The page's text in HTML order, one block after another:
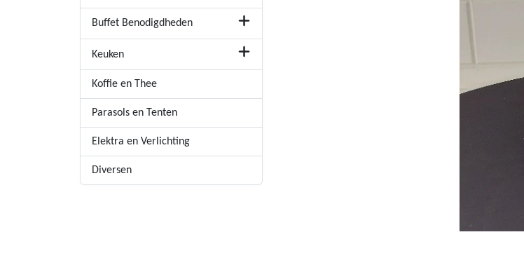
Buffet Benodigdheden
Keuken
Koffie en Thee
Parasols en Tenten
Elektra en Verlichting
Diversen